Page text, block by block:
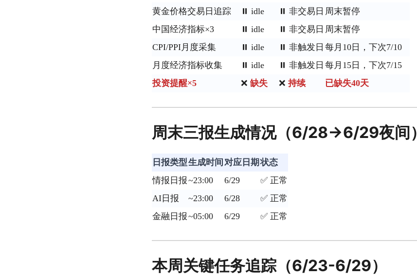
黄金价格交易日追踪
⏸️ idle ⏸️ 非交易日 周末暂停
中国经济指标×3
⏸️ idle ⏸️ 非交易日 周末暂停
CPI/PPI月度采集
⏸️ idle ⏸️ 非触发日 每月10日，下次7/10
月度经济指标收集
⏸️ idle ⏸️ 非触发日 每月15日，下次7/15
投资提醒×5
❌ 缺失 ❌ 持续 已缺失40天
周末三报生成情况（6/28→6/29夜间）
日报类型生成时间 对应日期 状态
情报日报~23:00 6/29
✅ 正常
AI日报
~23:00 6/28
✅ 正常
金融日报~05:00 6/29 ✅ 正常
本周关键任务追踪（6/23-6/29）